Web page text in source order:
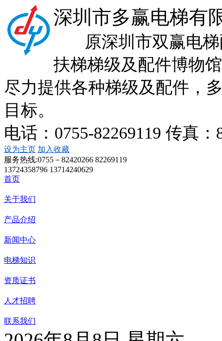
深圳市多赢电梯有
原深圳市双赢电梯
扶梯梯级及配件博物
尽力提供各种梯级及配件，
目标。
电话：0755-82269119 传真
设为主页 加入收藏
服务热线:0755－82420266 82269119
13724358796 13714240629
首页
关于我们
产品介绍
新闻中心
电梯知识
资质证书
人才招聘
联系我们